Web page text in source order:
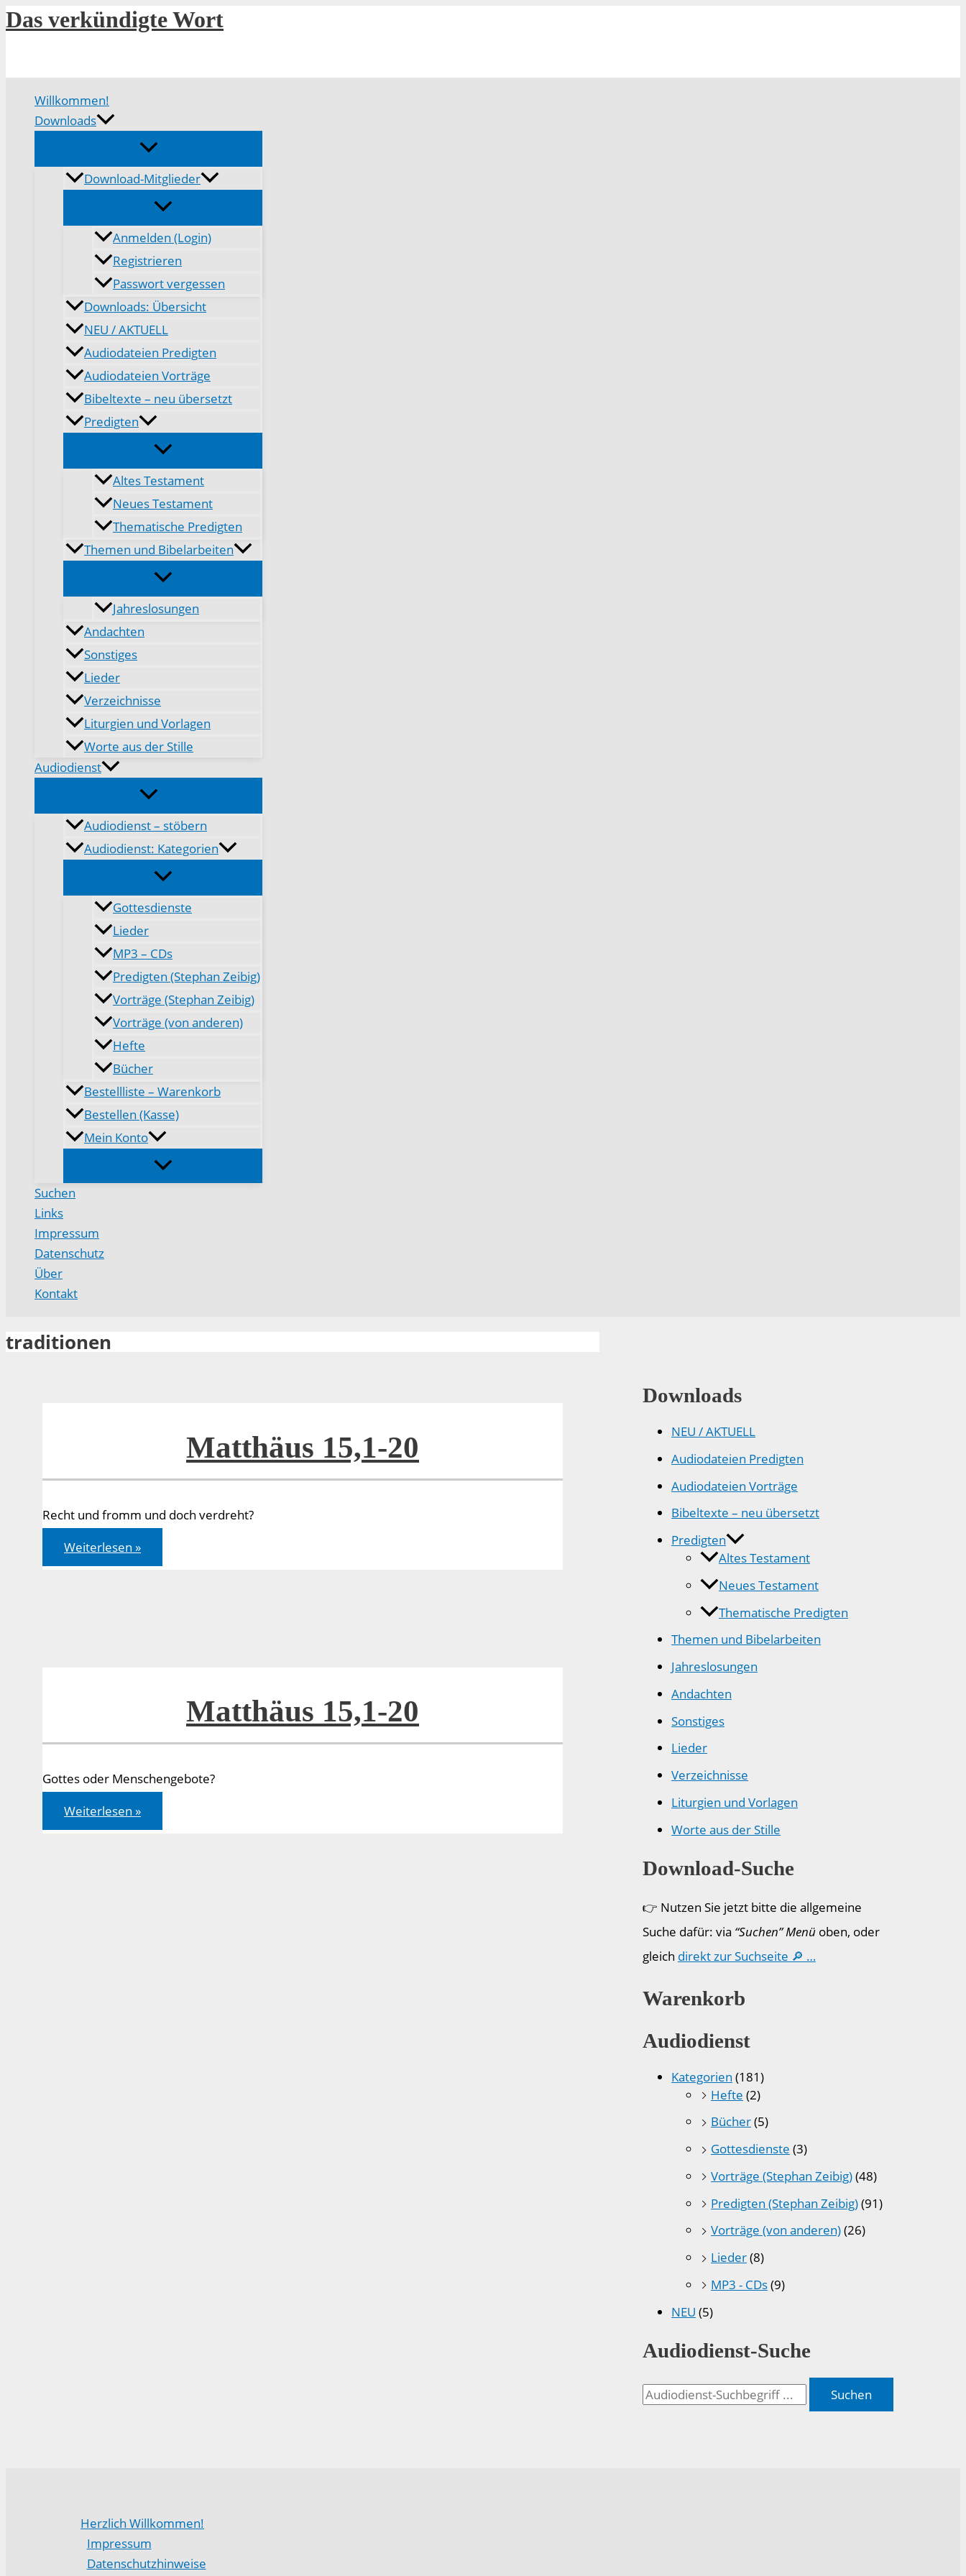
Zum
Inhalt
Das verkündigte Wort
Willkommen!
Downloads
Download-Mitglieder
Anmelden (Login)
Registrieren
Passwort vergessen
Downloads: Übersicht
NEU / AKTUELL
Audiodateien Predigten
Audiodateien Vorträge
Bibeltexte – neu übersetzt
Predigten
Altes Testament
Neues Testament
Thematische Predigten
Themen und Bibelarbeiten
Jahreslosungen
Andachten
Sonstiges
Lieder
Verzeichnisse
Liturgien und Vorlagen
Worte aus der Stille
Audiodienst
Audiodienst – stöbern
Audiodienst: Kategorien
Gottesdienste
Lieder
MP3 – CDs
Predigten (Stephan Zeibig)
Vorträge (Stephan Zeibig)
Vorträge (von anderen)
Hefte
Bücher
Bestellliste – Warenkorb
Bestellen (Kasse)
Mein Konto
Suchen
Links
Impressum
Datenschutz
Über
Kontakt
traditionen
Matthäus 15,1-20
Recht und fromm und doch verdreht?
Matthäus
15,1-
20
Weiterlesen »
Matthäus 15,1-20
Gottes oder Menschengebote?
Matthäus
15,1-
20
Weiterlesen »
Downloads
NEU / AKTUELL
Audiodateien Predigten
Audiodateien Vorträge
Bibeltexte – neu übersetzt
Predigten
Altes Testament
Neues Testament
Thematische Predigten
Themen und Bibelarbeiten
Jahreslosungen
Andachten
Sonstiges
Lieder
Verzeichnisse
Liturgien und Vorlagen
Worte aus der Stille
Download-Suche
👉 Nutzen Sie jetzt bitte die allgemeine
Suche dafür: via “Suchen” Menü oben, oder
gleich direkt zur Suchseite 🔎 …
Warenkorb
Audiodienst
Kategorien (181)
Hefte (2)
Bücher(5)
Gottesdienste (3)
Vorträge (Stephan Zeibig)(48)
Predigten (Stephan Zeibig)(91)
Vorträge (von anderen)(26)
Lieder(8)
MP3 - CDs(9)
NEU (5)
Audiodienst-Suche
Suchen
Herzlich Willkommen!
Impressum
Datenschutzhinweise